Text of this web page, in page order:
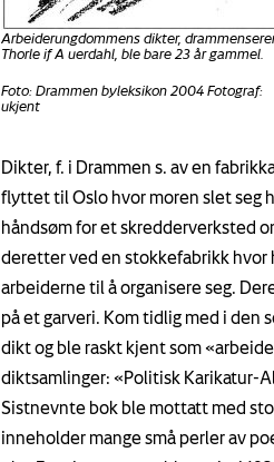
Arbeiderungdommens dikter,
Thorle if A uerdahl, ble bare 23 år gammel.
Foto: Drammen byleksikon 2004 Fotograf:
ukjent
Dikter, f. i Drammen s. av en
flyttet til Oslo hvor moren slet seg
håndsøm for et skredderverksted
deretter ved en stokkefabrikk hvor
arbeiderne til å organisere seg.
på et garveri. Kom tidlig med i den
dikt og ble raskt kjent som
diktsamlinger: «Politisk Karikatur-
Sistnevnte bok ble mottatt med
inneholder mange små perler av